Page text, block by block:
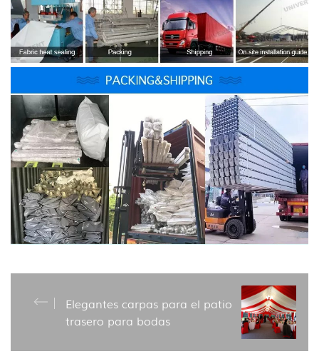
Elegantes carpas para el patio
trasero para bodas